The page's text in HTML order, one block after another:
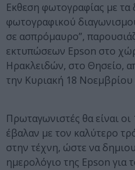
Eκθεση φωτογραφίας με τα
φωτογραφικού
σε ασπρόμαυρο”,
εκτυπώσεων Epson στο
Ηρακλειδών, στο Θησείο,
την Κυριακή 18 Νοεμβρίου
Πρωταγωνιστές θα είναι
έβαλαν με τον καλύτερο
στην τέχνη, ώστε να
ημερολόγιο της Epson για